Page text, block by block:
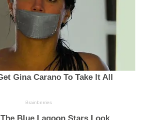
Gina Carano To Take It All
Brainberries